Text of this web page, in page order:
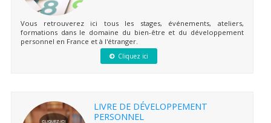
Vous retrouverez ici tous les stages, événements, ateliers,
formations dans le domaine du bien-être et du développement
personnel en France et à l'étranger.
Cliquez ici
LIVRE DE DÉVELOPPEMENT
PERSONNEL